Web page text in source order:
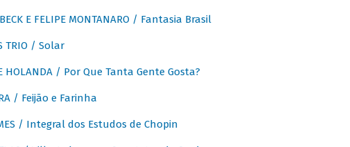
E FELIPE MONTANARO / Fantasia Brasil
TRIO / Solar
HOLANDA / Por Que Tanta Gente Gosta?
/ Feijão e Farinha
/ Integral dos Estudos de Chopin